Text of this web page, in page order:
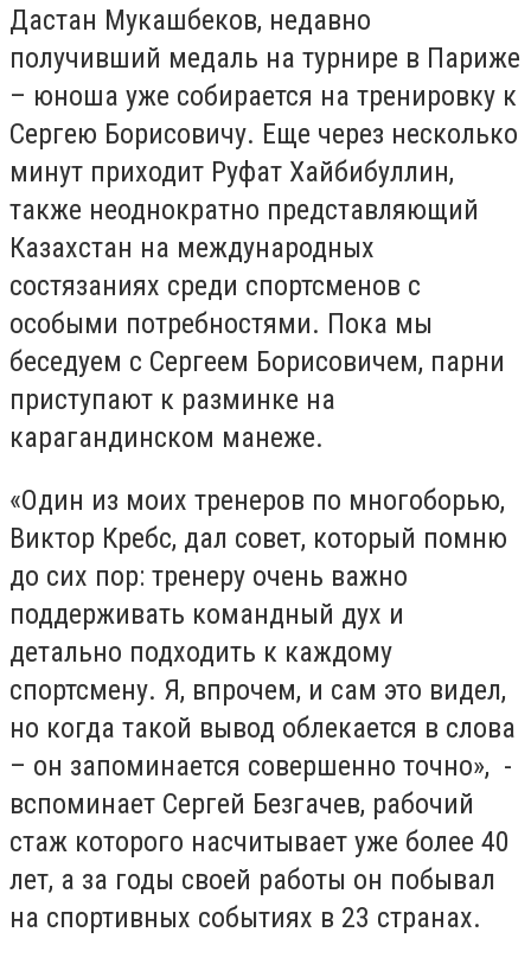
Дастан Мукашбеков, недавно
получивший медаль на турнире в Париже
– юноша уже собирается на тренировку к
Сергею Борисовичу. Еще через несколько
минут приходит Руфат Хайбибуллин,
также неоднократно представляющий
Казахстан на международных
состязаниях среди спортсменов с
особыми потребностями. Пока мы
беседуем с Сергеем Борисовичем, парни
приступают к разминке на
карагандинском манеже.
«Один из моих тренеров по многоборью,
Виктор Кребс, дал совет, который помню
до сих пор: тренеру очень важно
поддерживать командный дух и
детально подходить к каждому
спортсмену. Я, впрочем, и сам это видел,
но когда такой вывод облекается в слова
– он запоминается совершенно точно», -
вспоминает Сергей Безгачев, рабочий
стаж которого насчитывает уже более 40
лет, а за годы своей работы он побывал
на спортивных событиях в 23 странах.